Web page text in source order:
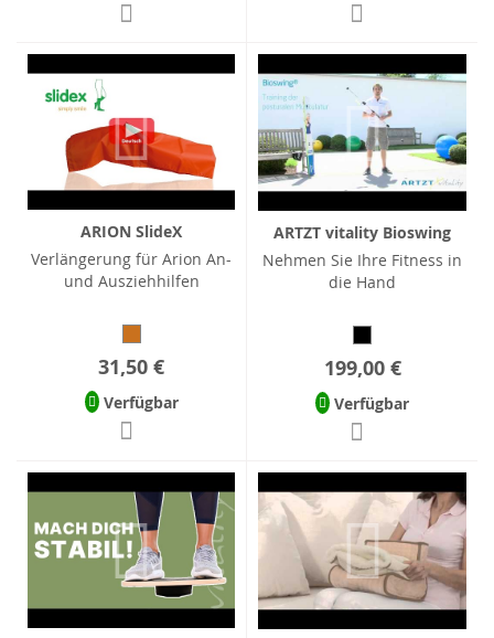
ARION SlideX
Verlängerung für Arion An-
und Ausziehhilfen
31,50 €
Verfügbar
ARTZT vitality Bioswing
Nehmen Sie Ihre Fitness in
die Hand
199,00 €
Verfügbar